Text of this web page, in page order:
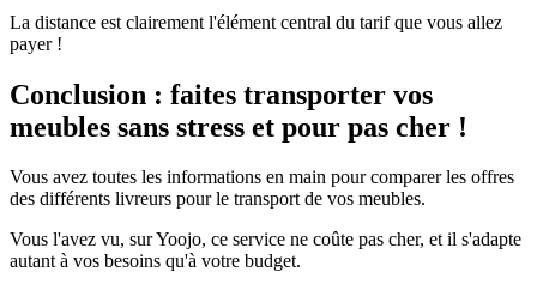
La distance est clairement l'élément central du tarif que vous allez
payer !
Conclusion : faites transporter vos
meubles sans stress et pour pas cher !
Vous avez toutes les informations en main pour comparer les offres
des différents livreurs pour le transport de vos meubles.
Vous l'avez vu, sur Yoojo, ce service ne coûte pas cher, et il s'adapte
autant à vos besoins qu'à votre budget.